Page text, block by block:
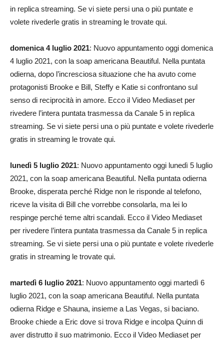
in replica streaming. Se vi siete persi una o più puntate e
volete rivederle gratis in streaming le trovate qui.
domenica 4 luglio 2021: Nuovo appuntamento oggi domenica
4 luglio 2021, con la soap americana Beautiful. Nella puntata
odierna, dopo l’incresciosa situazione che ha avuto come
protagonisti Brooke e Bill, Steffy e Katie si confrontano sul
senso di reciprocità in amore. Ecco il Video Mediaset per
rivedere l’intera puntata trasmessa da Canale 5 in replica
streaming. Se vi siete persi una o più puntate e volete rivederle
gratis in streaming le trovate qui.
lunedì 5 luglio 2021: Nuovo appuntamento oggi lunedì 5 luglio
2021, con la soap americana Beautiful. Nella puntata odierna
Brooke, disperata perché Ridge non le risponde al telefono,
riceve la visita di Bill che vorrebbe consolarla, ma lei lo
respinge perché teme altri scandali. Ecco il Video Mediaset
per rivedere l’intera puntata trasmessa da Canale 5 in replica
streaming. Se vi siete persi una o più puntate e volete rivederle
gratis in streaming le trovate qui.
martedì 6 luglio 2021: Nuovo appuntamento oggi martedì 6
luglio 2021, con la soap americana Beautiful. Nella puntata
odierna Ridge e Shauna, insieme a Las Vegas, si baciano.
Brooke chiede a Eric dove si trova Ridge e incolpa Quinn di
aver distrutto il suo matrimonio. Ecco il Video Mediaset per